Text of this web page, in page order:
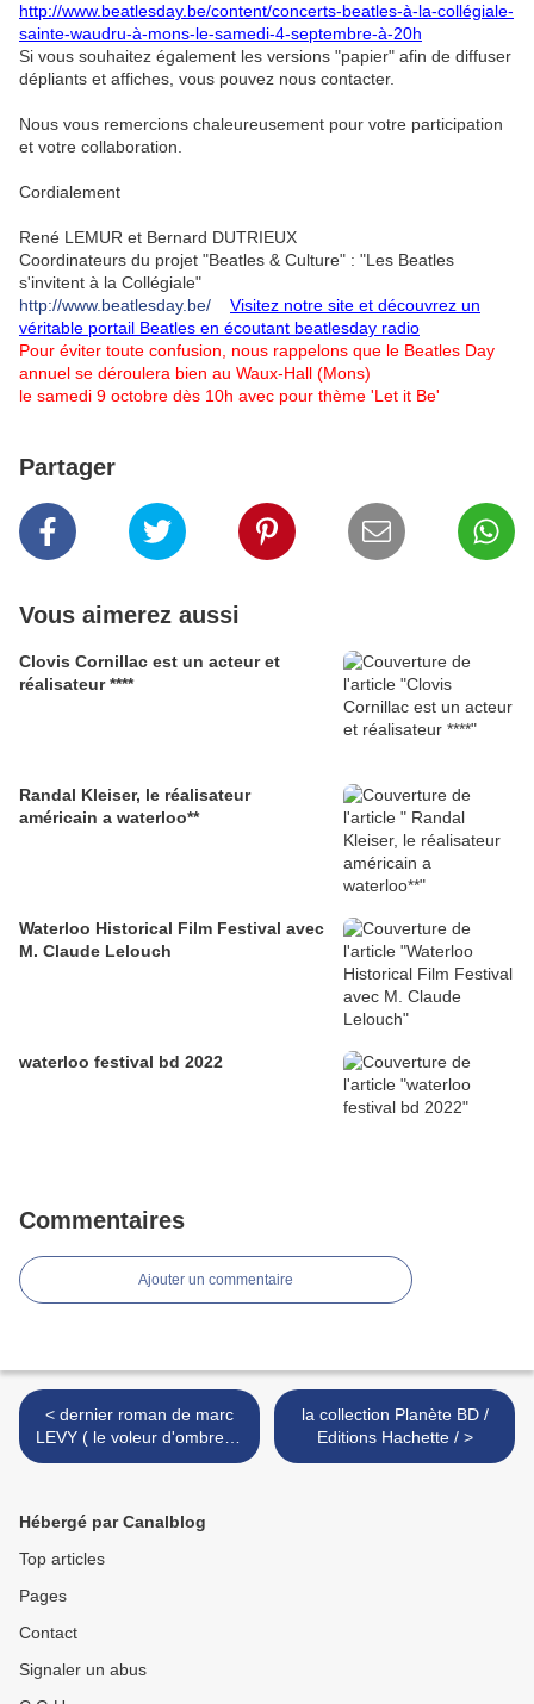
http://www.beatlesday.be/content/concerts-beatles-à-la-collégiale-
sainte-waudru-à-mons-le-samedi-4-septembre-à-20h
Si vous souhaitez également les versions "papier" afin de diffuser
dépliants et affiches, vous pouvez nous contacter.
Nous vous remercions chaleureusement pour votre participation
et votre collaboration.
Cordialement
René LEMUR et Bernard DUTRIEUX
Coordinateurs du projet "Beatles & Culture" : "Les Beatles
s'invitent à la Collégiale"
http://www.beatlesday.be/
Visitez notre site et découvrez un
véritable portail Beatles en écoutant beatlesday radio
Pour éviter toute confusion, nous rappelons que le Beatles Day
annuel se déroulera bien au Waux-Hall (Mons)
le samedi 9 octobre dès 10h avec pour thème 'Let it Be'
Partager
Vous aimerez aussi
Clovis Cornillac est un acteur et
réalisateur ****
Randal Kleiser, le réalisateur
américain a waterloo**
Waterloo Historical Film Festival avec
M. Claude Lelouch
waterloo festival bd 2022
Commentaires
Ajouter un commentaire
< dernier roman de marc
LEVY ( le voleur d'ombres )
ED: R L
la collection Planète BD /
Editions Hachette / >
Hébergé par Canalblog
Top articles
Pages
Contact
Signaler un abus